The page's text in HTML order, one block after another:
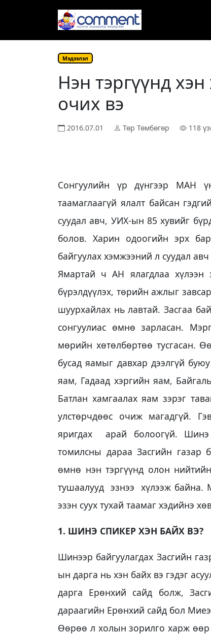
Мэдээлэл
Нэн тэргүүнд
очих вэ
2016.07.01 Төр Төмбөгөр 118
Сонгуулийн үр дүнгээр МАН
таамаглаагүй ялалт байсан
суудал авч, УИХ-ын 85 хувийг
болов. Харин одоогийн эрх
байгуулах хэмжээний л суудал
Ямартай ч АН ялагдлаа
бүрэлдүүлэх, төрийн ажлыг
шуурхайлах нь лавтай. Засгаа
сонгуулиас өмнө зарласан.
мөрийн хөтөлбөртөө тусгасан.
бусад яамыг давхар дээлгүй
яам, Гадаад хэргийн яам,
Батлан хамгаалах яам зэрэг
улстөрчдөөс очиж магадгүй.
яригдах арай болоогүй.
томилсны дараа Засгийн газар
өмнө нэн тэргүүнд олон
тушаалууд эзнээ хүлээж байна.
эзэн суух тухай таамаг хэдийнэ
1. ШИНЭ СПИКЕР ХЭН БАЙХ ВЭ?
Шинээр байгуулагдах Засгийн
ын дарга нь хэн байх вэ гэдэг
дарга Ерөнхий сайд болж,
дараагийн Ерөнхий сайд бол
Өөрөө л холын зорилго харж